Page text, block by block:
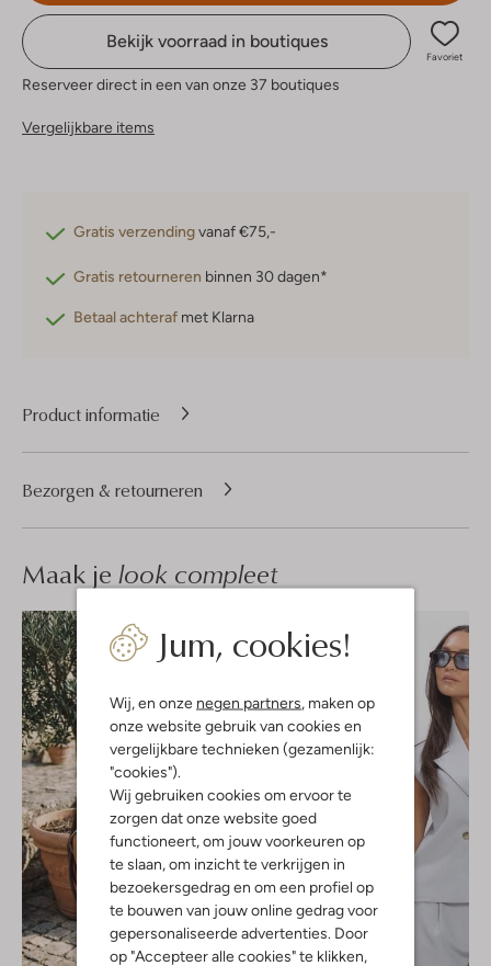
Jum, cookies!
Wij, en onze negen partners , maken op
onze website gebruik van cookies en
vergelijkbare technieken (gezamenlijk:
"cookies").
Wij gebruiken cookies om ervoor te
zorgen dat onze website goed
functioneert, om jouw voorkeuren op
te slaan, om inzicht te verkrijgen in
bezoekersgedrag en om een profiel op
te bouwen van jouw online gedrag voor
gepersonaliseerde advertenties. Door
op "Accepteer alle cookies" te klikken,
Bekijk voorraad in boutiques
Favoriet
Reserveer direct in een van onze 37 boutiques
Vergelijkbare items
Gratis verzendingvanaf €75,-
Gratis retourneren binnen 30 dagen*
Betaal achteraf met Klarna
Product informatie
Bezorgen & retourneren
Maak je look compleet